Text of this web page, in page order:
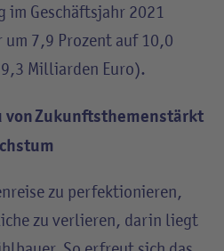
im Geschäftsjahr 2021
um 7,9 Prozent auf 10,0
Milliarden Euro).
von Zukunftsthemen stärkt
zu perfektionieren,
zu verlieren, darin liegt